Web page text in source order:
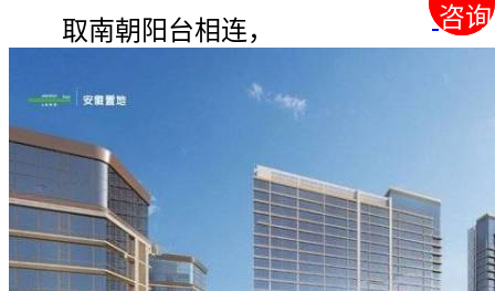
咨询
咨询
取南朝阳台相连，